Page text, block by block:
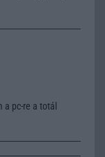
a pc-re a totál